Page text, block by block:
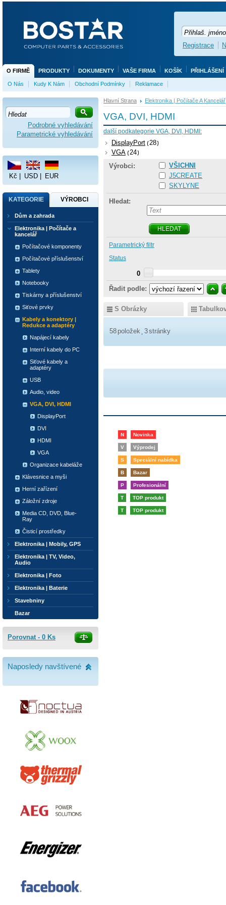
Hlavní Strana Elektronika | Počítače A Kancelář
VGA, DVI, HDMI
další podkategorie VGA, DVI, HDMI:
DisplayPort 28
VGA 24
Výrobci:
VŠICHNI
J5CREATE
SKYLYNE
Hledat:
HLEDAT
Parametrický filtr
Status
0
Řadit podle:
S Obrázky
58 položek 3stránky
N Novinka
V Výprodej
S Speciální nabídka
B Bazar
P Profesionální
T TOP produkt
T TOP produkt
Podrobné vyhledávání
Parametrické vyhledávání
Kč USD EUR
KATEGORIE VÝROBCI
Dům a zahrada
Elektronika | Počítače a
kancelář
Počítačové komponenty
Počítačové příslušenství
Tablety
Notebooky
Tiskárny a příslušenství
Siťové prvky
Kabely a konektory |
Redukce a adaptéry
Napájecí kabely
Interní kabely do PC
Siťové kabely a
adaptéry
USB
Audio, video
VGA, DVI, HDMI
DisplayPort
DVI
HDMI
VGA
Organizace kabeláže
Klávesnice a myši
Herní zařízení
Záložní zdroje
Media CD, DVD, Blue-
Ray
Čisticí prostředky
Elektronika | Mobily, GPS
Elektronika | TV, Video,
Audio
Elektronika | Foto
Elektronika | Baterie
Stavebniny
Bazar
Porovnat - 0 Ks
Naposledy navštívené
O FIRMĚ PRODUKTY DOKUMENTY VAŠE FIRMA KOŠÍK PŘIHLÁŠENÍ
O Nás Kudy K Nám Obchodní Podmínky Reklamace
Registrace